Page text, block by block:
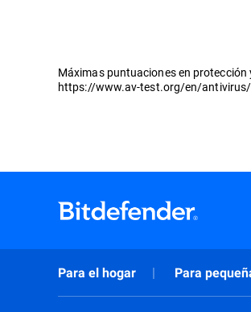
Máximas puntuaciones en
https://www.av-test.org/en/
Para el hogar Para